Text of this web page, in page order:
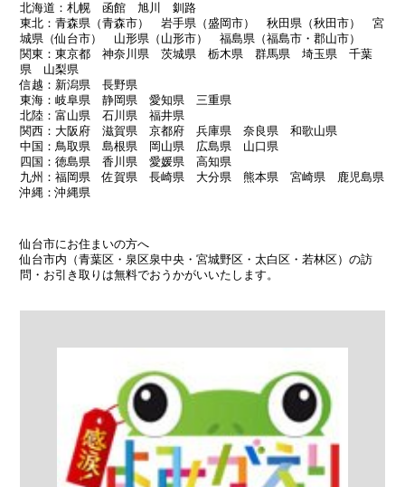
北海道：札幌 函館 旭川 釧路
東北：青森県（青森市） 岩手県（盛岡市） 秋田県（秋田市） 宮
城県（仙台市） 山形県（山形市） 福島県（福島市・郡山市）
関東：東京都 神奈川県 茨城県 栃木県 群馬県 埼玉県 千葉
県 山梨県
信越：新潟県 長野県
東海：岐阜県 静岡県 愛知県 三重県
北陸：富山県 石川県 福井県
関西：大阪府 滋賀県 京都府 兵庫県 奈良県 和歌山県
中国：鳥取県 島根県 岡山県 広島県 山口県
四国：徳島県 香川県 愛媛県 高知県
九州：福岡県 佐賀県 長崎県 大分県 熊本県 宮崎県 鹿児島県
沖縄：沖縄県
仙台市にお住まいの方へ
仙台市内（青葉区・泉区泉中央・宮城野区・太白区・若林区）の訪
問・お引き取りは無料でおうかがいいたします。